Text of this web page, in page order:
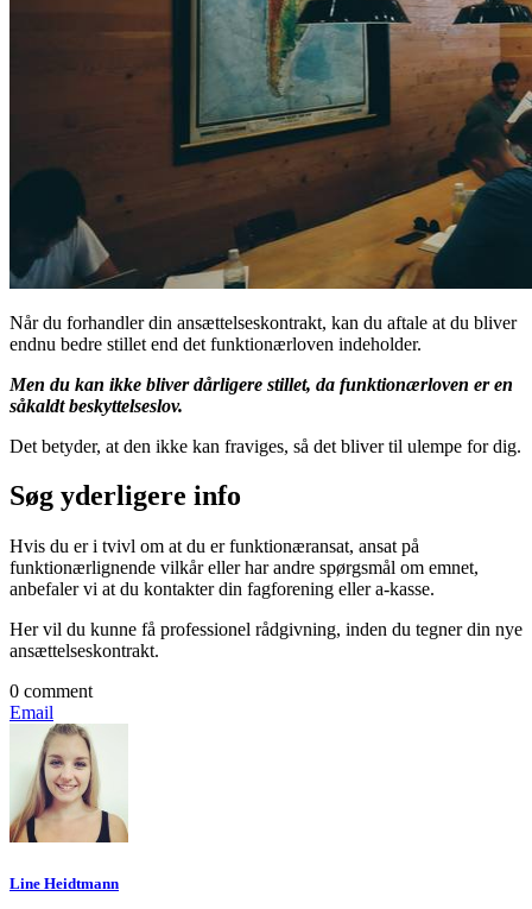
Når du forhandler din ansættelseskontrakt, kan du aftale at du bliver
endnu bedre stillet end det funktionærloven indeholder.
Men du kan ikke bliver dårligere stillet, da funktionærloven er en
såkaldt beskyttelseslov.
Det betyder, at den ikke kan fraviges, så det bliver til ulempe for dig.
Søg yderligere info
Hvis du er i tvivl om at du er funktionæransat, ansat på
funktionærlignende vilkår eller har andre spørgsmål om emnet,
anbefaler vi at du kontakter din fagforening eller a-kasse.
Her vil du kunne få professionel rådgivning, inden du tegner din nye
ansættelseskontrakt.
0 comment
Email
Line Heidtmann